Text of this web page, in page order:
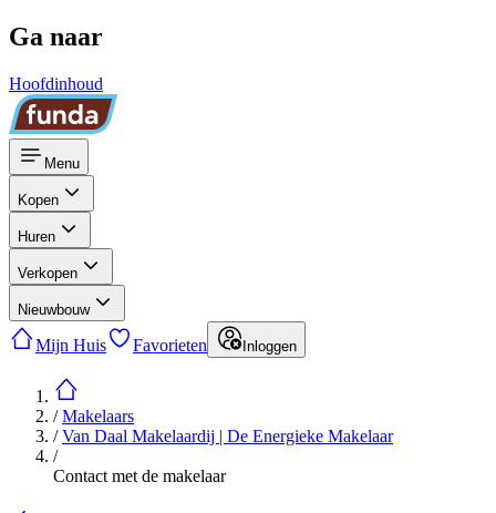
Ga naar
Hoofdinhoud
Menu
Kopen
Huren
Verkopen
Nieuwbouw
Mijn Huis Favorieten Inloggen
/Makelaars
/Van Daal Makelaardij | De Energieke Makelaar
/
Contact met de makelaar